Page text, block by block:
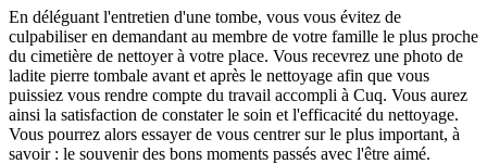
En déléguant l'entretien d'une tombe, vous vous évitez de
culpabiliser en demandant au membre de votre famille le plus proche
du cimetière de nettoyer à votre place. Vous recevrez une photo de
ladite pierre tombale avant et après le nettoyage afin que vous
puissiez vous rendre compte du travail accompli à Cuq. Vous aurez
ainsi la satisfaction de constater le soin et l'efficacité du nettoyage.
Vous pourrez alors essayer de vous centrer sur le plus important, à
savoir : le souvenir des bons moments passés avec l'être aimé.